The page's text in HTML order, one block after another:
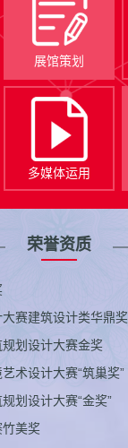
展馆策划
多媒体运用
荣誉资质
赛建筑设计类华鼎奖
划设计大赛金奖
术设计大赛“筑巢奖”
划设计大赛“金奖”
美奖